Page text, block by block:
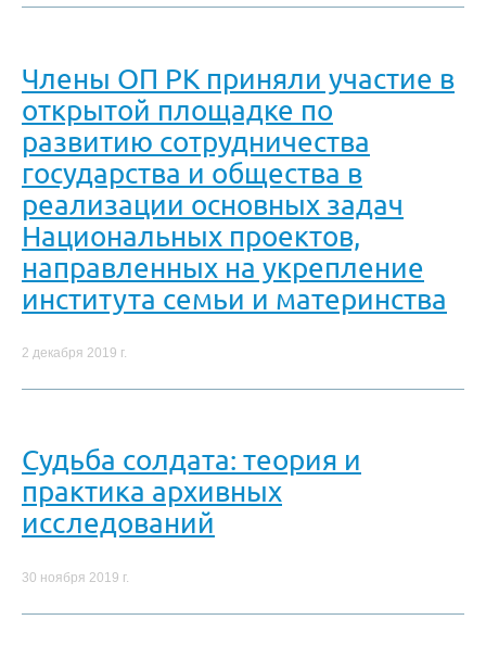
Члены ОП РК приняли участие в
открытой площадке по
развитию сотрудничества
государства и общества в
реализации основных задач
Национальных проектов,
направленных на укрепление
института семьи и материнства
2 декабря 2019 г.
Судьба солдата: теория и
практика архивных
исследований
30 ноября 2019 г.